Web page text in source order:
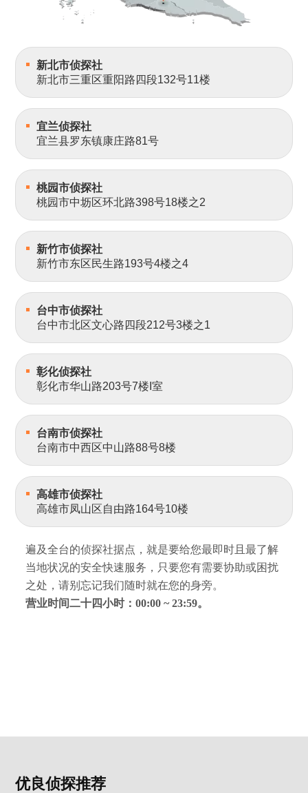
新北市侦探社
新北市三重区重阳路四段132号11楼
宜兰侦探社
宜兰县罗东镇康庄路81号
桃园市侦探社
桃园市中坜区环北路398号18楼之2
新竹市侦探社
新竹市东区民生路193号4楼之4
台中市侦探社
台中市北区文心路四段212号3楼之1
彰化侦探社
彰化市华山路203号7楼I室
台南市侦探社
台南市中西区中山路88号8楼
高雄市侦探社
高雄市凤山区自由路164号10楼
遍及全台的侦探社据点，就是要给您最即时且最了解
当地状况的安全快速服务，只要您有需要协助或困扰
之处，请别忘记我们随时就在您的身旁。
营业时间二十四小时：00:00 ~ 23:59。
优良侦探推荐